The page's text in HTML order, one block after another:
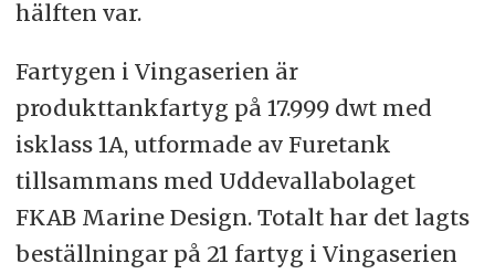
hälften var.
Fartygen i Vingaserien är
produkttankfartyg på 17.999 dwt med
isklass 1A, utformade av Furetank
tillsammans med Uddevallabolaget
FKAB Marine Design. Totalt har det lagts
beställningar på 21 fartyg i Vingaserien